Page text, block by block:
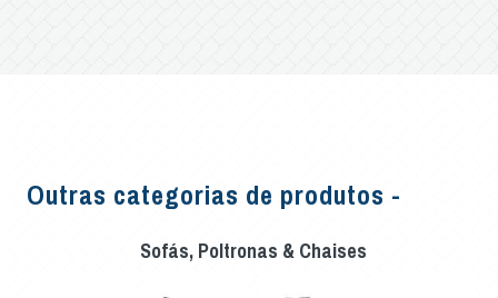
Outras categorias de produtos -
Sofás, Poltronas & Chaises